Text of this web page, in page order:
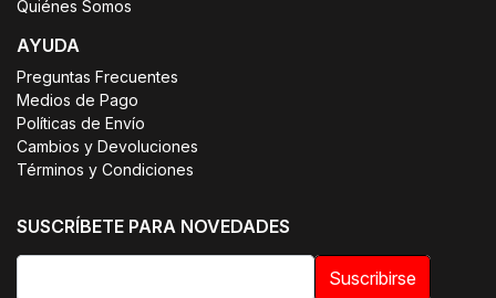
Quiénes Somos
AYUDA
Preguntas Frecuentes
Medios de Pago
Políticas de Envío
Cambios y Devoluciones
Términos y Condiciones
SUSCRÍBETE PARA NOVEDADES
Suscribirse